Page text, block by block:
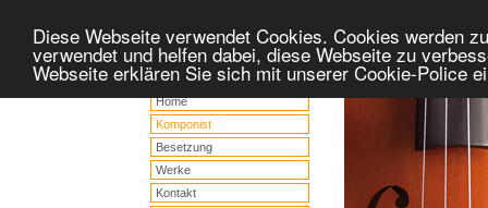
Diese Webseite verwendet Cookies. Cookies werden
verwendet und helfen dabei, diese Webseite zu
Webseite erklären Sie sich mit unserer Cookie-Police
Home
Komponist
Besetzung
Werke
Kontakt